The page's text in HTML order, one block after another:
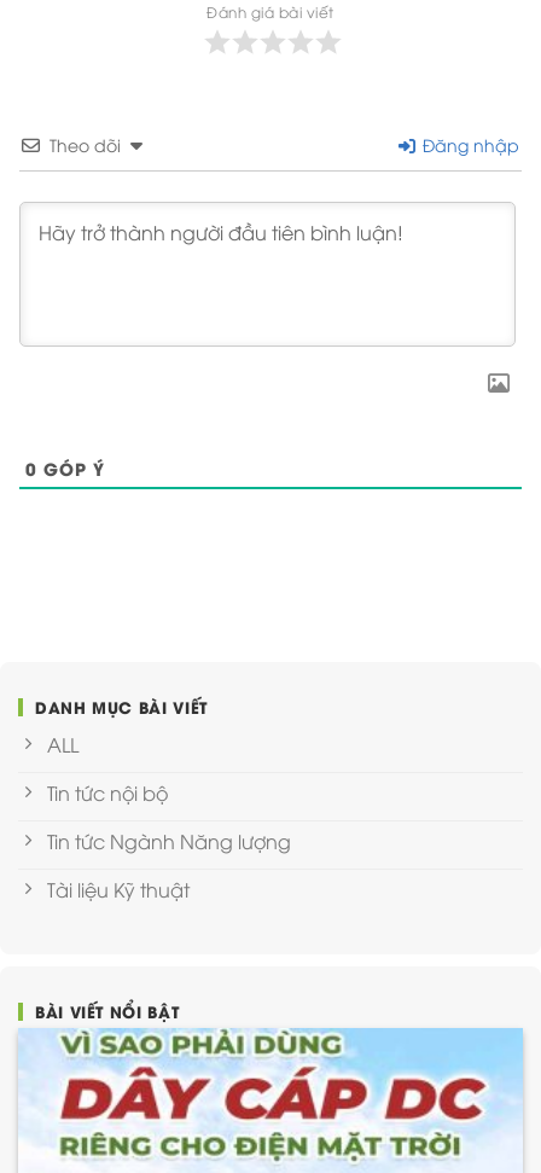
Đánh giá bài viết
Theo dõi Đăng nhập
0 GÓP Ý
DANH MỤC BÀI VIẾT
ALL
Tin tức nội bộ
Tin tức Ngành Năng lượng
Tài liệu Kỹ thuật
BÀI VIẾT NỔI BẬT